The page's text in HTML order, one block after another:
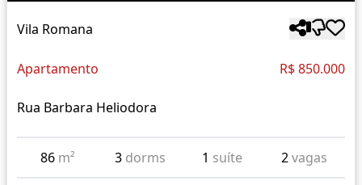
Vila Romana
Apartamento R$ 850.000
Rua Barbara Heliodora
86 m² 3 dorms 1 suíte 2vagas